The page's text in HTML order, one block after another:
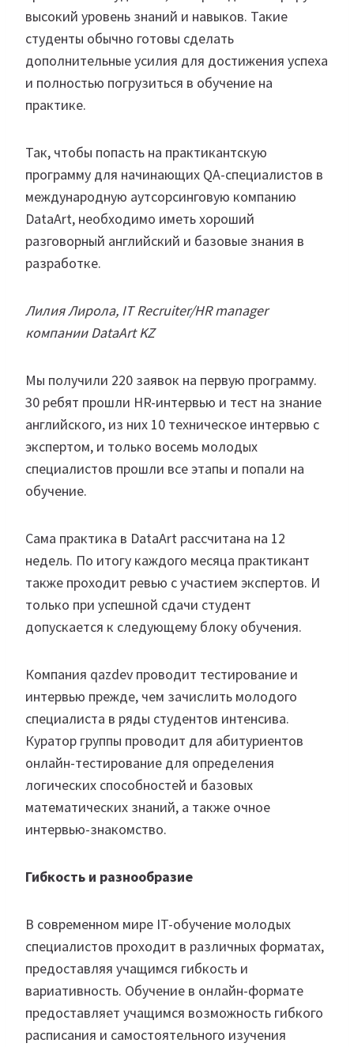
высокий уровень знаний и навыков. Такие
студенты обычно готовы сделать
дополнительные усилия для достижения успеха
и полностью погрузиться в обучение на
практике.
Так, чтобы попасть на практикантскую
программу для начинающих QA-специалистов в
международную аутсорсинговую компанию
DataArt, необходимо иметь хороший
разговорный английский и базовые знания в
разработке.
Лилия Лирола, IT Recruiter/HR manager
компании DataArt KZ
Мы получили 220 заявок на первую программу.
30 ребят прошли HR-интервью и тест на знание
английского, из них 10 техническое интервью с
экспертом, и только восемь молодых
специалистов прошли все этапы и попали на
обучение.
Сама практика в DataArt рассчитана на 12
недель. По итогу каждого месяца практикант
также проходит ревью с участием экспертов. И
только при успешной сдачи студент
допускается к следующему блоку обучения.
Компания qazdev проводит тестирование и
интервью прежде, чем зачислить молодого
специалиста в ряды студентов интенсива.
Куратор группы проводит для абитуриентов
онлайн-тестирование для определения
логических способностей и базовых
математических знаний, а также очное
интервью-знакомство.
Гибкость и разнообразие
В современном мире IT-обучение молодых
специалистов проходит в различных форматах,
предоставляя учащимся гибкость и
вариативность. Обучение в онлайн-формате
предоставляет учащимся возможность гибкого
расписания и самостоятельного изучения